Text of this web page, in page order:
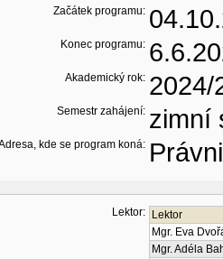
Začátek programu:
Konec programu:
Akademický rok: 2024/
Semestr zahájení: zimní
kde se program koná:
Lektor:
Lektor
Mgr. Eva
Mgr. Adéla